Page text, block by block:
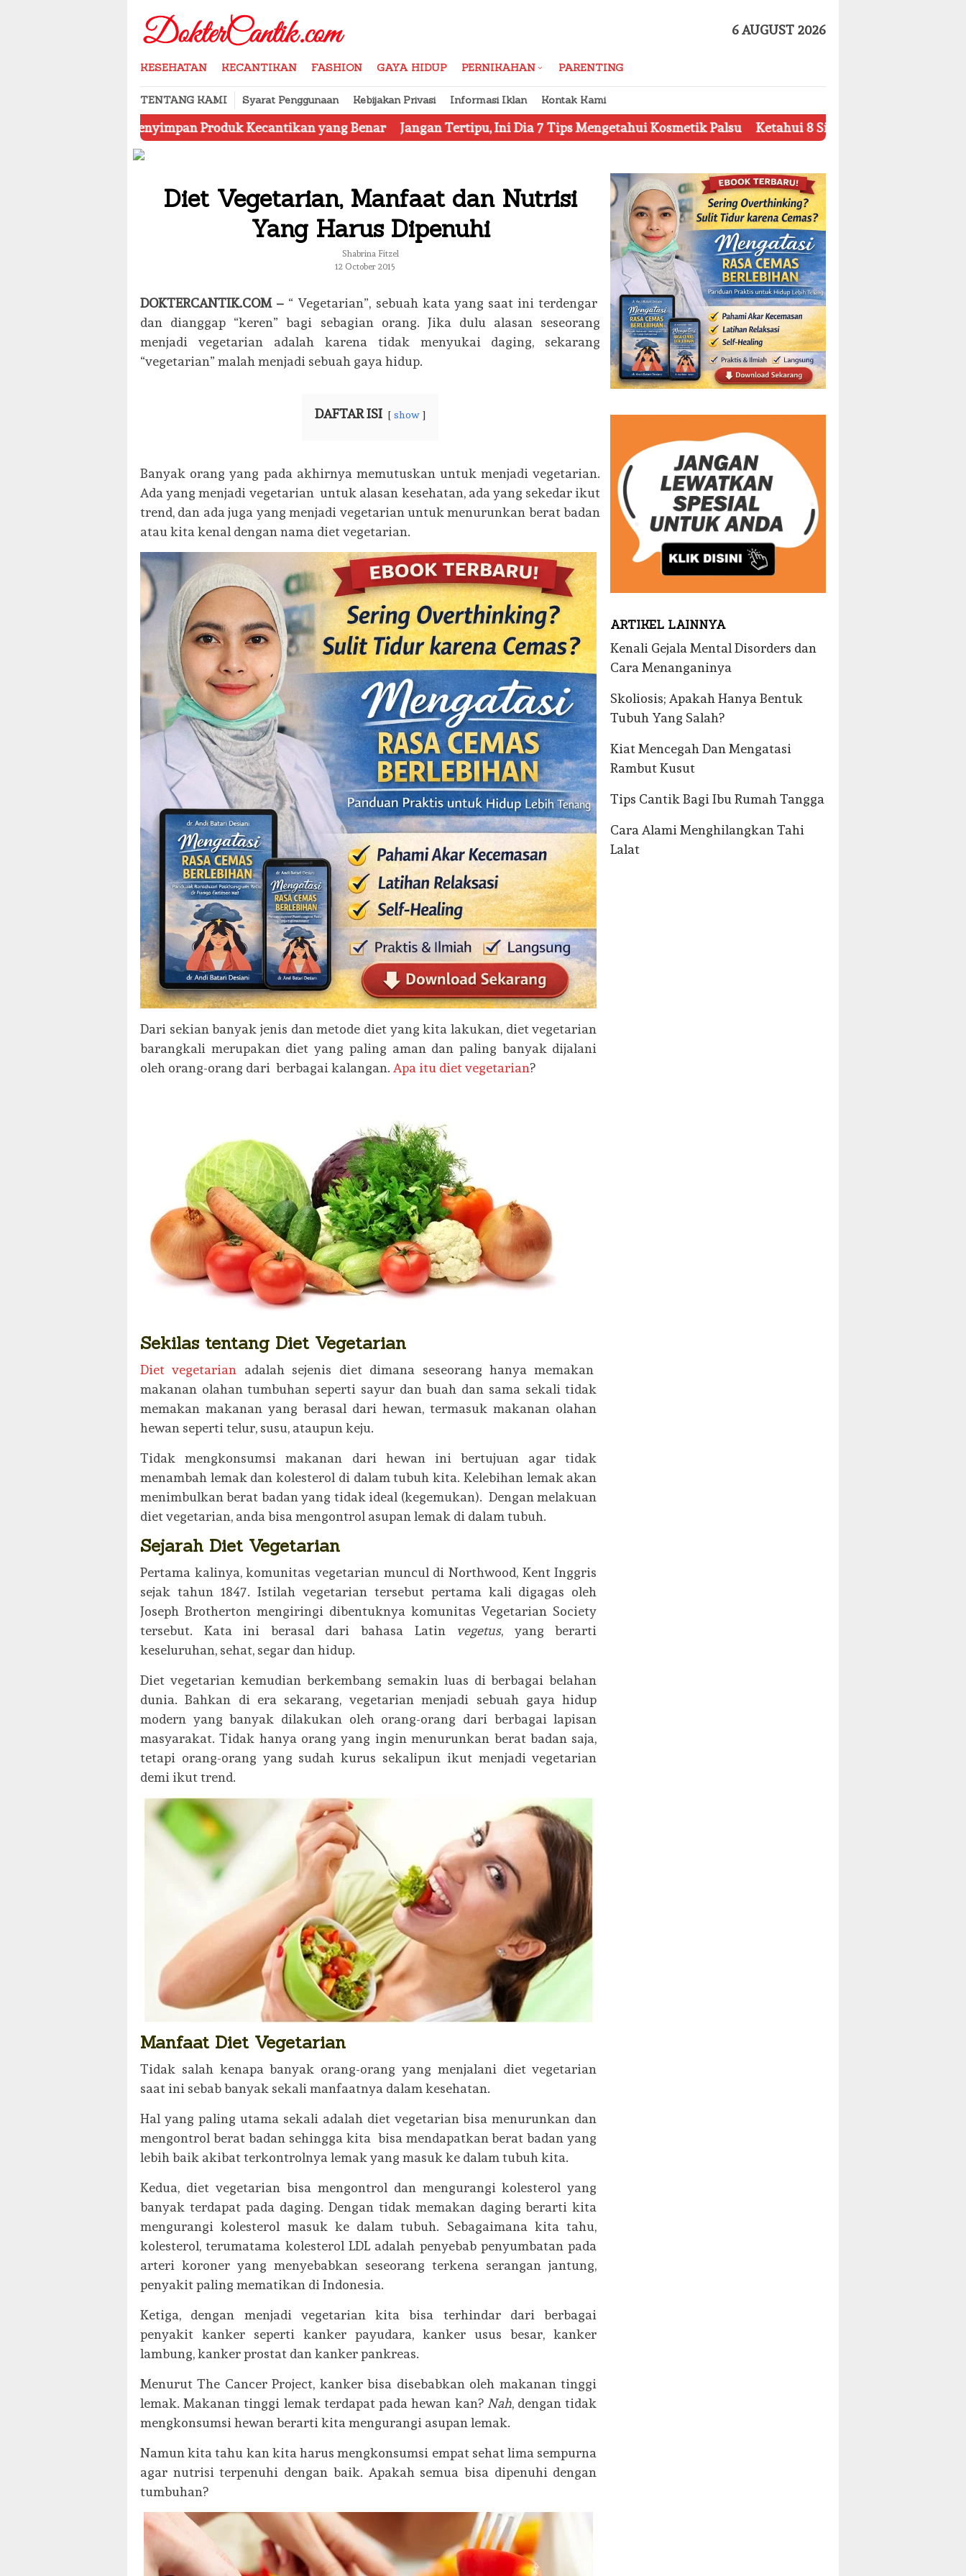
content
6 AUGUST 2026
KESEHATAN KECANTIKAN FASHION GAYA HIDUP PERNIKAHAN PARENTING
TENTANG KAMI Syarat Penggunaan Kebijakan Privasi Informasi Iklan Kontak Kami
Cara Menyimpan Produk Kecantikan yang Benar Jangan Tertipu, Ini Dia 7 Tips Mengetahui Kosmetik Palsu Ketahui 8 Simbol Penting pada Kemasan Produk
Diet Vegetarian, Manfaat dan Nutrisi
Yang Harus Dipenuhi
Shabrina Fitzel
12 October 2015
DOKTERCANTIK.COM – “ Vegetarian”, sebuah kata yang saat ini terdengar
dan dianggap “keren” bagi sebagian orang. Jika dulu alasan seseorang
menjadi vegetarian adalah karena tidak menyukai daging, sekarang
“vegetarian” malah menjadi sebuah gaya hidup.
DAFTAR ISI show
Banyak orang yang pada akhirnya memutuskan untuk menjadi vegetarian.
Ada yang menjadi vegetarian untuk alasan kesehatan, ada yang sekedar ikut
trend, dan ada juga yang menjadi vegetarian untuk menurunkan berat badan
atau kita kenal dengan nama diet vegetarian.
Dari sekian banyak jenis dan metode diet yang kita lakukan, diet vegetarian
barangkali merupakan diet yang paling aman dan paling banyak dijalani
oleh orang-orang dari berbagai kalangan. Apa itu diet vegetarian?
Sekilas tentang Diet Vegetarian
Diet vegetarian adalah sejenis diet dimana seseorang hanya memakan
makanan olahan tumbuhan seperti sayur dan buah dan sama sekali tidak
memakan makanan yang berasal dari hewan, termasuk makanan olahan
hewan seperti telur, susu, ataupun keju.
Tidak mengkonsumsi makanan dari hewan ini bertujuan agar tidak
menambah lemak dan kolesterol di dalam tubuh kita. Kelebihan lemak akan
menimbulkan berat badan yang tidak ideal (kegemukan). Dengan melakuan
diet vegetarian, anda bisa mengontrol asupan lemak di dalam tubuh.
Sejarah Diet Vegetarian
Pertama kalinya, komunitas vegetarian muncul di Northwood, Kent Inggris
sejak tahun 1847. Istilah vegetarian tersebut pertama kali digagas oleh
Joseph Brotherton mengiringi dibentuknya komunitas Vegetarian Society
tersebut. Kata ini berasal dari bahasa Latin vegetus, yang berarti
keseluruhan, sehat, segar dan hidup.
Diet vegetarian kemudian berkembang semakin luas di berbagai belahan
dunia. Bahkan di era sekarang, vegetarian menjadi sebuah gaya hidup
modern yang banyak dilakukan oleh orang-orang dari berbagai lapisan
masyarakat. Tidak hanya orang yang ingin menurunkan berat badan saja,
tetapi orang-orang yang sudah kurus sekalipun ikut menjadi vegetarian
demi ikut trend.
Manfaat Diet Vegetarian
Tidak salah kenapa banyak orang-orang yang menjalani diet vegetarian
saat ini sebab banyak sekali manfaatnya dalam kesehatan.
Hal yang paling utama sekali adalah diet vegetarian bisa menurunkan dan
mengontrol berat badan sehingga kita bisa mendapatkan berat badan yang
lebih baik akibat terkontrolnya lemak yang masuk ke dalam tubuh kita.
Kedua, diet vegetarian bisa mengontrol dan mengurangi kolesterol yang
banyak terdapat pada daging. Dengan tidak memakan daging berarti kita
mengurangi kolesterol masuk ke dalam tubuh. Sebagaimana kita tahu,
kolesterol, terumatama kolesterol LDL adalah penyebab penyumbatan pada
arteri koroner yang menyebabkan seseorang terkena serangan jantung,
penyakit paling mematikan di Indonesia.
Ketiga, dengan menjadi vegetarian kita bisa terhindar dari berbagai
penyakit kanker seperti kanker payudara, kanker usus besar, kanker
lambung, kanker prostat dan kanker pankreas.
Menurut The Cancer Project, kanker bisa disebabkan oleh makanan tinggi
lemak. Makanan tinggi lemak terdapat pada hewan kan? Nah, dengan tidak
mengkonsumsi hewan berarti kita mengurangi asupan lemak.
Namun kita tahu kan kita harus mengkonsumsi empat sehat lima sempurna
agar nutrisi terpenuhi dengan baik. Apakah semua bisa dipenuhi dengan
tumbuhan?
ARTIKEL LAINNYA
Kenali Gejala Mental Disorders dan
Cara Menanganinya
Skoliosis; Apakah Hanya Bentuk
Tubuh Yang Salah?
Kiat Mencegah Dan Mengatasi
Rambut Kusut
Tips Cantik Bagi Ibu Rumah Tangga
Cara Alami Menghilangkan Tahi
Lalat